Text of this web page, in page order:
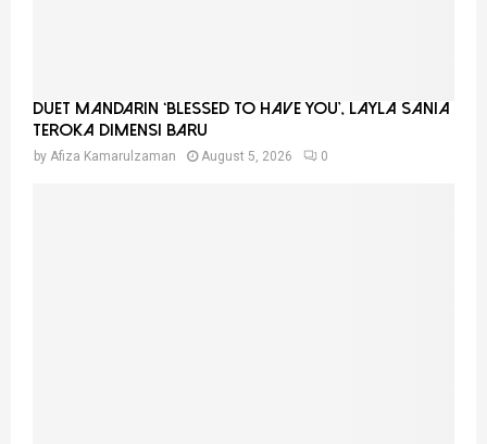
Duet Mandarin ‘Blessed To Have You’, Layla Sania
Teroka Dimensi Baru
by Afiza Kamarulzaman August 5, 2026 0